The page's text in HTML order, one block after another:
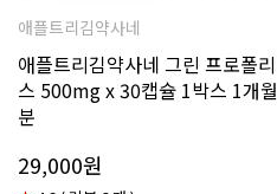
애플트리김약사네
애플트리김약사네 그린 프로폴리
스 500mg x 30캡슐 1박스 1개월
분
29,000원